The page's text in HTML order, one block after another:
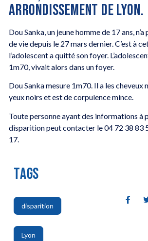
ARRONDISSEMENT DE LYON.
Dou Sanka, un jeune homme de 17 ans,
de vie depuis le 27 mars dernier. C’est à
l’adolescent a quitté son foyer.
1m70, vivait alors dans un foyer.
Dou Sanka mesure 1m70. Il a les cheveux
yeux noirs et est de corpulence mince.
Toute personne ayant des informations à
disparition peut contacter le 04 72 38 83
17.
TAGS
disparition
,
Lyon